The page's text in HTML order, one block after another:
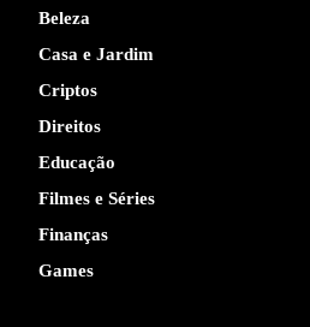
Beleza
Casa e Jardim
Criptos
Direitos
Educação
Filmes e Séries
Finanças
Games